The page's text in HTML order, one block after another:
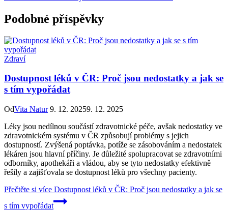
Podobné příspěvky
Zdraví
Dostupnost léků v ČR: Proč jsou nedostatky a jak se
s tím vypořádat
OdVita Natur 9. 12. 20259. 12. 2025
Léky jsou nedílnou součástí zdravotnické péče, avšak nedostatky ve
zdravotnickém systému v ČR způsobují problémy s jejich
dostupností. Zvýšená poptávka, potíže se zásobováním a nedostatek
lékáren jsou hlavní příčiny. Je důležité spolupracovat se zdravotními
odborníky, apothekáři a vládou, aby se tyto nedostatky efektivně
řešily a zajišťovala se dostupnost léků pro všechny pacienty.
Přečtěte si více Dostupnost léků v ČR: Proč jsou nedostatky a jak se
s tím vypořádat